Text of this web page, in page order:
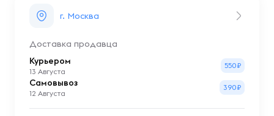
г. Москва
Доставка продавца
Курьером
13 Августа
550₽
Самовывоз
12 Августа
390₽